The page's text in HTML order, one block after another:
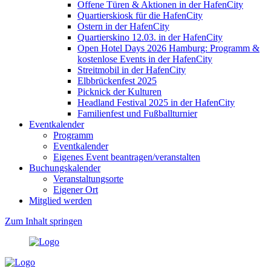
Offene Türen & Aktionen in der HafenCity
Quartierskiosk für die HafenCity
Ostern in der HafenCity
Quartierskino 12.03. in der HafenCity
Open Hotel Days 2026 Hamburg: Programm &
kostenlose Events in der HafenCity
Streitmobil in der HafenCity
Elbbrückenfest 2025
Picknick der Kulturen
Headland Festival 2025 in der HafenCity
Familienfest und Fußballturnier
Eventkalender
Programm
Eventkalender
Eigenes Event beantragen/veranstalten
Buchungskalender
Veranstaltungsorte
Eigener Ort
Mitglied werden
Zum Inhalt springen